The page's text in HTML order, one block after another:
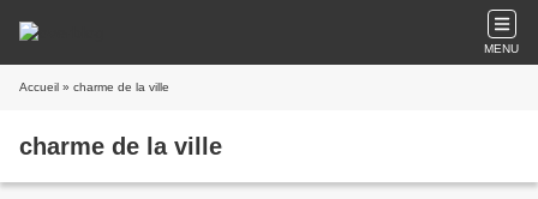
MENU
Accueil » charme de la ville
charme de la ville